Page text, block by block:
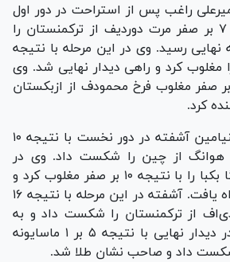
امیرعلی راغب پس از استراحت در دور اول
در دور دوم با نتیجه ۷ بر صفر مرت دوردیف از ترکمنستان را
رسید. وی در این مرحله با نتیجه
را مغلوب کرد و راهی دیدار نهایی شد. وی
در فینال با نتیجه ۱۰ بر صفر مغلوب فرخ محمودف از ازبکستان
کرد.
در وزن ۵۱ کیلوگرم، بنیامین آشفته در دور نخست با نتیجه ۱۰
هوانگ از چین را شکست داد. وی در
مرحله بعد نیز انارتولگا بکبا را با نتیجه ۱۰ بر صفر مغلوب کرد و
به مرحله نیمه‌نهایی راه یافت. آشفته در این مرحله با نتیجه ۱۶
از ترکمنستان را شکست داد و به
فینال رسید. آشفته در دیدار نهایی با نتیجه ۵ بر ۱ ماسایونه
شکست داد و صاحب نشان طلا شد.